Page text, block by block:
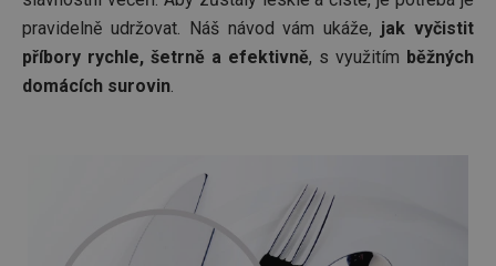
pravidelně udržovat. Náš návod vám ukáže, jak vyčistit
příbory rychle, šetrně a efektivně, s využitím běžných
domácích surovin.